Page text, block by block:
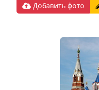
Добавить фото